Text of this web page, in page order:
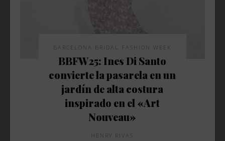
BARCELONA BRIDAL FASHION WEEK
BBFW25: Ines Di Santo
convierte la pasarela en un
jardín de alta costura
inspirado en el «Art
Nouveau»
HENRY RIVAS